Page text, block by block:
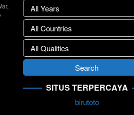
,
SITUS TERPERCAYA
birutoto